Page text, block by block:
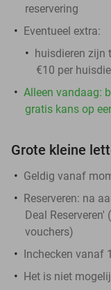
reservering
Eventueel extra:
huisdieren zijn
€10 per
Alleen vandaag:
gratis kans op
Grote kleine
Geldig vanaf
Reserveren: na
Deal
vouchers)
Inchecken vanaf
Het is niet